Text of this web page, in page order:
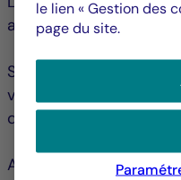
attentivement avant
Si vous souhaitez de
veuillez contacter
distributeur local.
Avec nos meilleures
le lien « Gestion des
page du site.